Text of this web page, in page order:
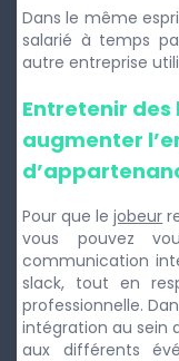
Dans le même
salarié à temps
autre entreprise
Entretenir
augmenter
Pour que lejobeur
vous pouvez
communication
slack, tout en
professionnelle.
intégration au sein
aux différents